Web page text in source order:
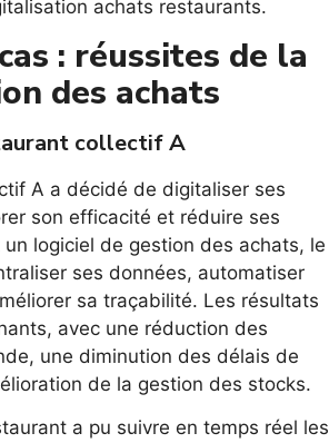
achats restaurants.
: réussites de la
des achats
collectif A
A a décidé de digitaliser ses
son efficacité et réduire ses
logiciel de gestion des achats, le
ses données, automatiser
sa traçabilité. Les résultats
avec une réduction des
une diminution des délais de
de la gestion des stocks.
a pu suivre en temps réel les